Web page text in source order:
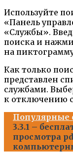
Используйте
«Панель
«Службы».
поиска и
на
Как только
представлен
службами.
к отключению
Популярные
3.3.1 –
просмотра